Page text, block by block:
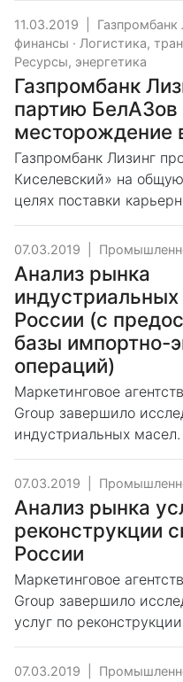
11.03.2019 Газпромбанк
финансы · Логистика,
Ресурсы, энергетика
Газпромбанк
партию БелАЗов
месторождение
Газпромбанк Лизинг
Киселевский» на
целях поставки
07.03.2019
Анализ рынка
России (с
базы импортно-
операций)
Маркетинговое
Group завершило
индустриальных масел.
07.03.2019
Анализ рынка
реконструкции
России
Маркетинговое
Group завершило
услуг по
07.03.2019